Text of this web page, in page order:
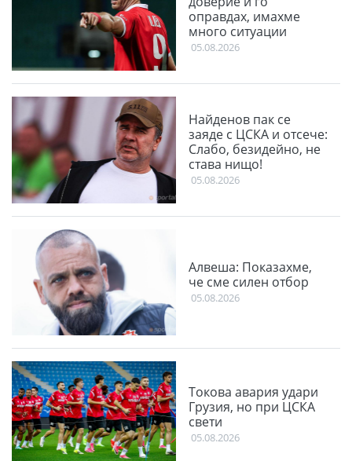
оправдах, имахме
много ситуации
05.08.2026
Найденов пак се
заяде с ЦСКА и отсече:
Слабо, безидейно, не
става нищо!
05.08.2026
Алвеша: Показахме,
че сме силен отбор
05.08.2026
Токова авария удари
Грузия, но при ЦСКА
свети
05.08.2026